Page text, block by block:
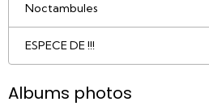
Noctambules
ESPECE DE !!!
Albums photos